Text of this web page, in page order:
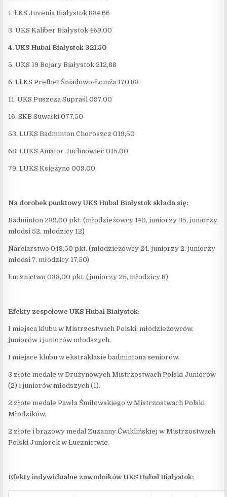
1. ŁKS Juvenia Białystok 834,66
3. UKS Kaliber Białystok 469,00
4. UKS Hubal Białystok 321,50
5. UKS 19 Bojary Białystok 212,88
6. LŁKS Prefbet Śniadowo-Łomża 170,83
11. UKS Puszcza Supraśl 097,00
16. SKB Suwałki 077,50
53. LUKS Badminton Choroszcz 019,50
68. LUKS Amator Juchnowiec 015,00
79. LUKS Księżyno 009,00
Na dorobek punktowy UKS Hubal Białystok składa się:
Badminton 239,00 pkt. (młodzieżowcy 140, juniorzy 35, juniorzy
młodsi 52, młodzicy 12)
Narciarstwo 049,50 pkt. (młodzieżowcy 24, juniorzy 2, juniorzy
młodsi 7, młodzicy 17,50)
Łucznictwo 033,00 pkt. (juniorzy 25, młodzicy 8)
Efekty zespołowe UKS Hubal Białystok:
I miejsca klubu w Mistrzostwach Polski: młodzieżowców,
juniorów i juniorów młodszych.
I miejsce klubu w ekstraklasie badmintona seniorów.
3 złote medale w Drużynowych Mistrzostwach Polski Juniorów
(2) i juniorów młodszych (1).
2 złote medale Pawła Śmiłowskiego w Mistrzostwach Polski
Młodzików.
2 złote i brązowy medal Zuzanny Ćwiklińskiej w Mistrzostwach
Polski Juniorek w Łucznictwie.
Efekty indywidualne zawodników UKS Hubal Białystok: